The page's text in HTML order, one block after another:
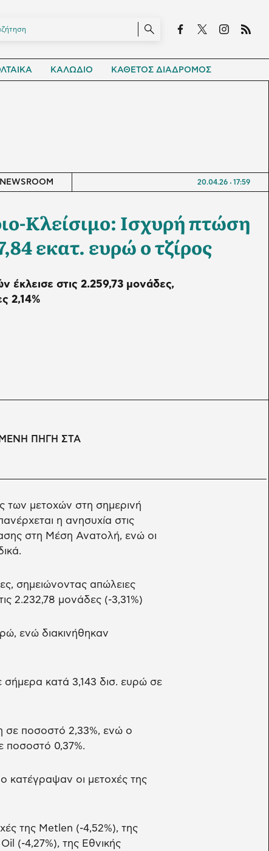
ΚΑΛΩΔΙΟ ΚΑΘΕΤΟΣ ΔΙΑΔΡΟΜΟΣ
NEWSROOM 20.04.26 17:59
Κλείσιμο: Ισχυρή πτώση
εκατ. ευρώ ο τζίρος
έκλεισε στις 2.259,73 μονάδες,
2,14%
ΠΗΓΗ ΣΤΑ
των μετοχών στη σημερινή
η ανησυχία στις
στη Μέση Ανατολή, ενώ οι
σημειώνοντας απώλειες
2.232,78 μονάδες (-3,31%)
ενώ διακινήθηκαν
κατά 3,143 δισ. ευρώ σε
σε ποσοστό 2,33%, ενώ ο
ποσοστό 0,37%.
κατέγραψαν οι μετοχές της
της Metlen (-4,52%), της
(-4,27%), της Εθνικής